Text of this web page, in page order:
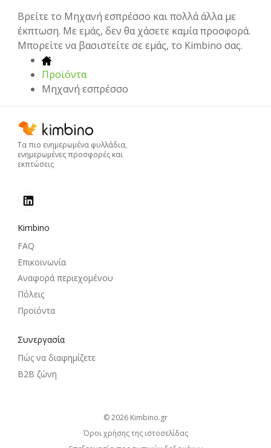
Βρείτε το Μηχανή εσπρέσσο και πολλά άλλα με
έκπτωση. Με εμάς, δεν θα χάσετε καμία προσφορά.
Μπορείτε να βασιστείτε σε εμάς, το Kimbino σας.
Προϊόντα
Μηχανή εσπρέσσο
Τα πιο ενημερωμένα φυλλάδια,
ενημερωμένες προσφορές και
εκπτώσεις
Kimbino
FAQ
Επικοινωνία
Αναφορά περιεχομένου
Πόλεις
Προϊόντα
Συνεργασία
Πώς να διαφημίζετε
B2B ζώνη
© 2026
kimbino.gr
Όροι χρήσης της ιστοσελίδας